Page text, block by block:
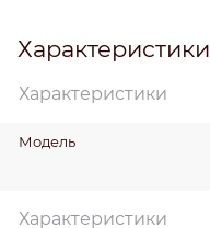
Характеристики
Характеристики
Модель
Характеристики